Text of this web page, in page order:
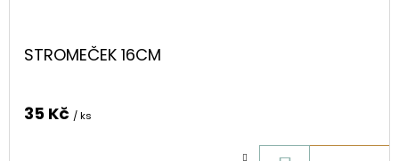
STROMEČEK 16CM
35 Kč / ks